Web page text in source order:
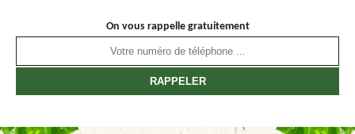
On vous rappelle gratuitement